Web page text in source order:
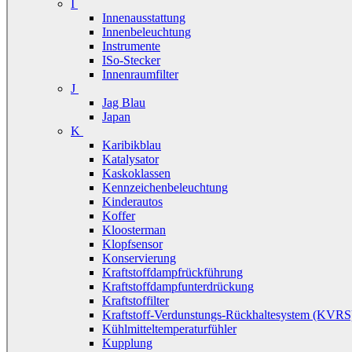
Innenausstattung
Innenbeleuchtung
Instrumente
ISo-Stecker
Innenraumfilter
J
Jag Blau
Japan
K
Karibikblau
Katalysator
Kaskoklassen
Kennzeichenbeleuchtung
Kinderautos
Koffer
Kloosterman
Klopfsensor
Konservierung
Kraftstoffdampfrückführung
Kraftstoffdampfunterdrückung
Kraftstoffilter
Kraftstoff-Verdunstungs-Rückhaltesystem
Kühlmitteltemperaturfühler
Kupplung